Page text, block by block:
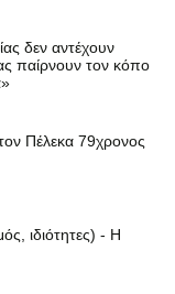
δεν αντέχουν
παίρνουν τον κόπο
Πέλεκα 79χρονος
ιδιότητες) - Η